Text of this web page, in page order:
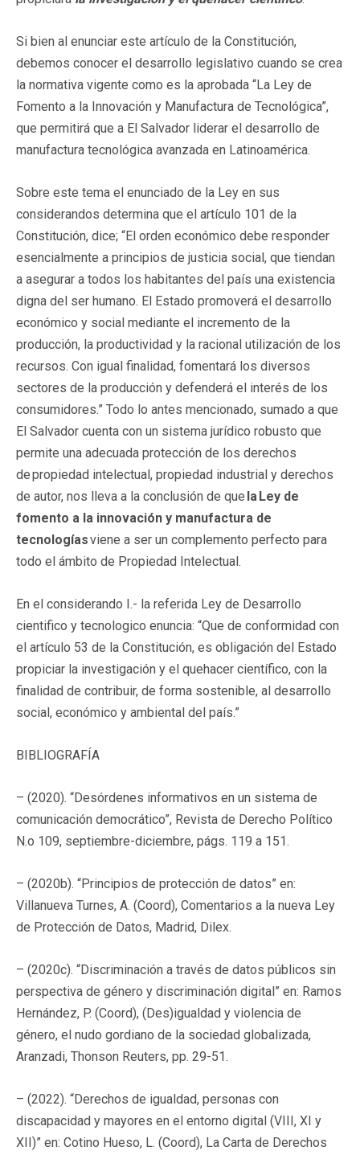
Si bien al enunciar este artículo de la Constitución,
debemos conocer el desarrollo legislativo cuando se crea
la normativa vigente como es la aprobada “La Ley de
Fomento a la Innovación y Manufactura de Tecnológica”,
que permitirá que a El Salvador liderar el desarrollo de
manufactura tecnológica avanzada en Latinoamérica.
Sobre este tema el enunciado de la Ley en sus
considerandos determina que el artículo 101 de la
Constitución, dice; “El orden económico debe responder
esencialmente a principios de justicia social, que tiendan
a asegurar a todos los habitantes del país una existencia
digna del ser humano. El Estado promoverá el desarrollo
económico y social mediante el incremento de la
producción, la productividad y la racional utilización de los
recursos. Con igual finalidad, fomentará los diversos
sectores de la producción y defenderá el interés de los
consumidores.” Todo lo antes mencionado, sumado a que
El Salvador cuenta con un sistema jurídico robusto que
permite una adecuada protección de los derechos
de propiedad intelectual, propiedad industrial y derechos
de autor, nos lleva a la conclusión de que la Ley de
fomento a la innovación y manufactura de
tecnologíasviene a ser un complemento perfecto para
todo el ámbito de Propiedad Intelectual.
En el considerando I.- la referida Ley de Desarrollo
cientifico y tecnologico enuncia: “Que de conformidad con
el artículo 53 de la Constitución, es obligación del Estado
propiciar la investigación y el quehacer científico, con la
finalidad de contribuir, de forma sostenible, al desarrollo
social, económico y ambiental del país.”
BIBLIOGRAFÍA
– (2020). “Desórdenes informativos en un sistema de
comunicación democrático”, Revista de Derecho Político
N.o 109, septiembre-diciembre, págs. 119 a 151.
– (2020b). “Principios de protección de datos” en:
Villanueva Turnes, A. (Coord), Comentarios a la nueva Ley
de Protección de Datos, Madrid, Dilex.
– (2020c). “Discriminación a través de datos públicos sin
perspectiva de género y discriminación digital” en: Ramos
Hernández, P. (Coord), (Des)igualdad y violencia de
género, el nudo gordiano de la sociedad globalizada,
Aranzadi, Thonson Reuters, pp. 29-51.
– (2022). “Derechos de igualdad, personas con
discapacidad y mayores en el entorno digital (VIII, XI y
XII)” en: Cotino Hueso, L. (Coord), La Carta de Derechos